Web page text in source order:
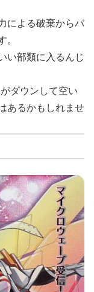
による破棄からバ
。
い部類に入るんじ
ダウンして空い
あるかもしれませ